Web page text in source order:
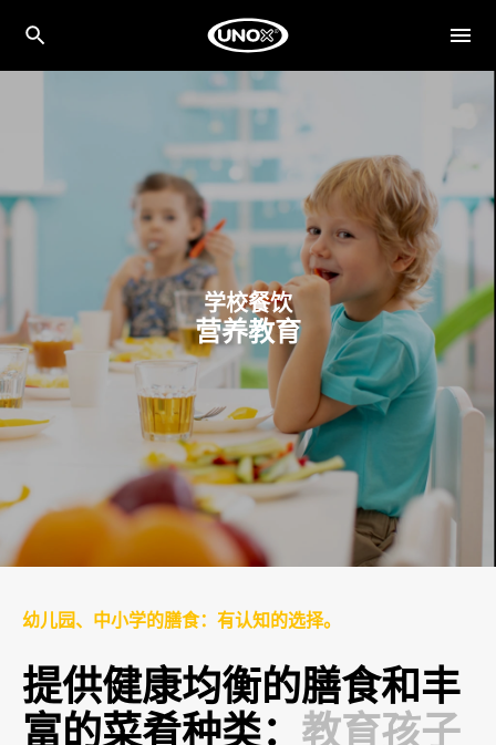
学校餐饮
营养教育
幼儿园、中小学的膳食：有认知的选择。
提供健康均衡的膳食和丰
富的菜肴种类： 教育孩子